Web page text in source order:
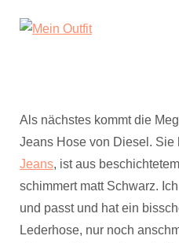
Als nächstes kommt die
Jeans Hose von Diesel. Sie
Jeans, ist aus
schimmert matt Schwarz.
und passt und hat ein
Lederhose, nur noch